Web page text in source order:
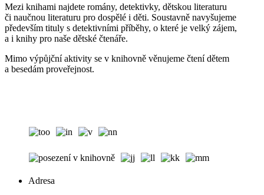
Mezi knihami najdete romány, detektivky, dětskou literaturu
či naučnou literaturu pro dospělé i děti. Soustavně navyšujeme
především tituly s detektivními příběhy, o které je velký zájem,
a i knihy pro naše dětské čtenáře.
Mimo výpůjční aktivity se v knihovně věnujeme čtení dětem
a besedám proveřejnost.
Adresa